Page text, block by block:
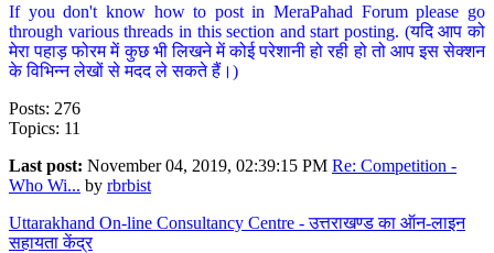
If you don't know how to post in MeraPahad Forum please go
through various threads in this section and start posting. (यदि आप को
मेरा पहाड़ फोरम में कुछ भी लिखने में कोई परेशानी हो रही हो तो आप इस सेक्शन
के विभिन्न लेखों से मदद ले सकते हैं।)
Posts: 276
Topics: 11
Last post: November 04, 2019, 02:39:15 PM Re: Competition -
Who Wi... by rbrbist
Uttarakhand On-line Consultancy Centre - उत्तराखण्ड का ऑन-लाइन
सहायता केंद्र